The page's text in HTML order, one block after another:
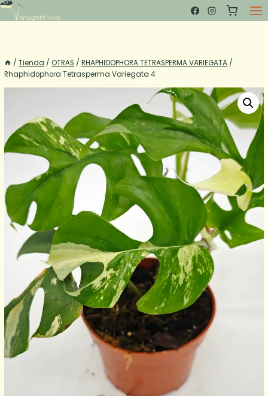
Saltar
al
/ Tienda / OTRAS / RHAPHIDOPHORA TETRASPERMA VARIEGATA /
Rhaphidophora Tetrasperma Variegata 4